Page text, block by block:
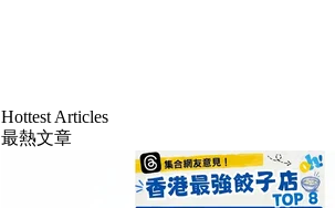
Hottest Articles
最熱文章